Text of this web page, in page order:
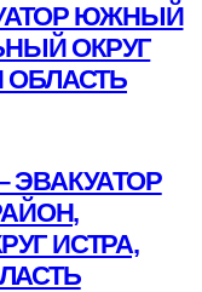
ЮЖНЫЙ
ОКРУГ
ОБЛАСТЬ
ИСТРА,